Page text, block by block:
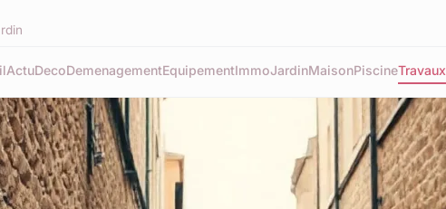
ActuDecoDemenagementEquipementImmoJardinMaisonPiscineTravaux